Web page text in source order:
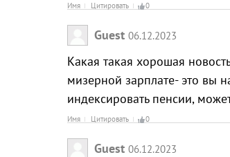
Имя Цитировать 0
Guest 06.12.2023
Какая такая хорошая
мизерной зарплате- это вы
индексировать пенсии,
Имя Цитировать 0
Guest 06.12.2023